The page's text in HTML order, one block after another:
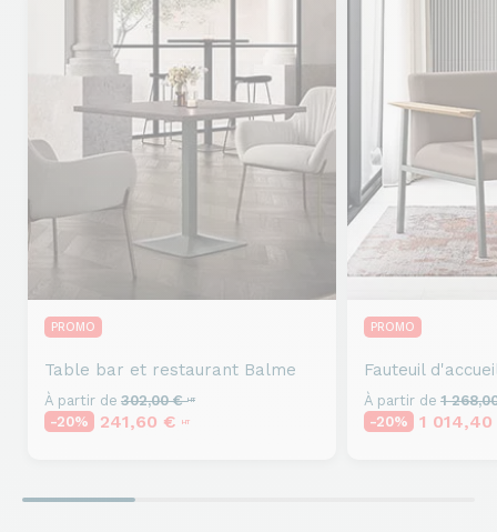
PROMO
Table bar et restaurant Balme
À partir de 302,00 €HT
-20% 241,60 € HT
PROMO
Fauteuil
À partir de 1
-20%
1